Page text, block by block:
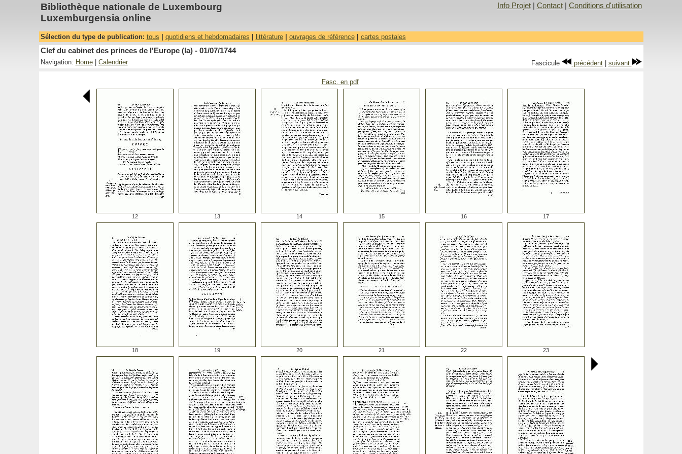
Bibliothèque nationale de Luxembourg
Luxemburgensia online
Info Projet| Contact| Conditions d'utilisation
Sélection du type de publication: tous quotidiens et hebdomadaires littérature| ouvrages de référence| cartes postales
Clef du cabinet des princes de l'Europe (la) - 01/07/1744
Navigation: Home| Calendrier Fascicule précédent| suivant
Fasc. en pdf
12 13 14 15 16 17
18 19 20 21 22 23